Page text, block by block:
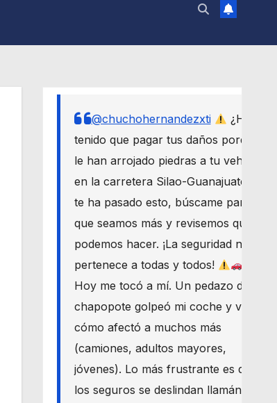
@chuchohernandezxti
¿Has
tenido que pagar tus daños porque
le han arrojado piedras a tu vehículo
en la carretera Silao-Guanajuato? Si
te ha pasado esto, búscame para
que seamos más y revisemos qué
podemos hacer. ¡La seguridad nos
pertenece a todas y todos!
Hoy me tocó a mí. Un pedazo de
chapopote golpeó mi coche y vi
cómo afectó a muchos más
(camiones, adultos mayores,
jóvenes). Lo más frustrante es que
los seguros se deslindan llamándolo